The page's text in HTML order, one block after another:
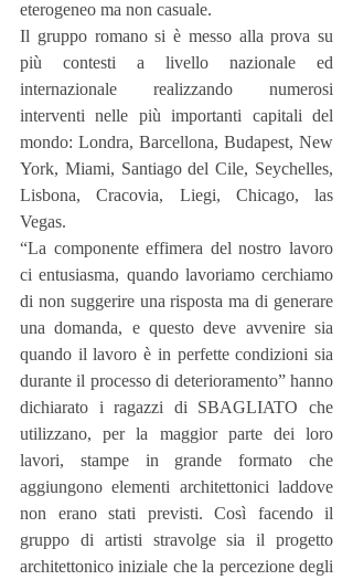
eterogeneo ma non casuale.
Il gruppo romano si è messo alla prova su
più contesti a livello nazionale ed
internazionale realizzando numerosi
interventi nelle più importanti capitali del
mondo: Londra, Barcellona, Budapest, New
York, Miami, Santiago del Cile, Seychelles,
Lisbona, Cracovia, Liegi, Chicago, las
Vegas.
“La componente effimera del nostro lavoro
ci entusiasma, quando lavoriamo cerchiamo
di non suggerire una risposta ma di generare
una domanda, e questo deve avvenire sia
quando il lavoro è in perfette condizioni sia
durante il processo di deterioramento” hanno
dichiarato i ragazzi di SBAGLIATO che
utilizzano, per la maggior parte dei loro
lavori, stampe in grande formato che
aggiungono elementi architettonici laddove
non erano stati previsti. Così facendo il
gruppo di artisti stravolge sia il progetto
architettonico iniziale che la percezione degli